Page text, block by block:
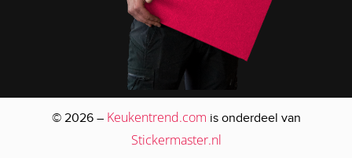
© 2026 – Keukentrend.com is onderdeel van
Stickermaster.nl